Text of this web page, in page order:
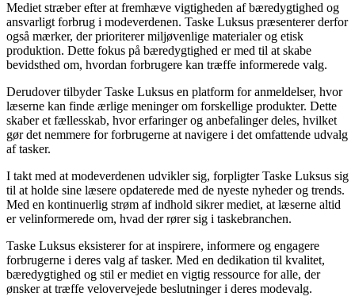
Mediet stræber efter at fremhæve vigtigheden af bæredygtighed og
ansvarligt forbrug i modeverdenen. Taske Luksus præsenterer derfor
også mærker, der prioriterer miljøvenlige materialer og etisk
produktion. Dette fokus på bæredygtighed er med til at skabe
bevidsthed om, hvordan forbrugere kan træffe informerede valg.
Derudover tilbyder Taske Luksus en platform for anmeldelser, hvor
læserne kan finde ærlige meninger om forskellige produkter. Dette
skaber et fællesskab, hvor erfaringer og anbefalinger deles, hvilket
gør det nemmere for forbrugerne at navigere i det omfattende udvalg
af tasker.
I takt med at modeverdenen udvikler sig, forpligter Taske Luksus sig
til at holde sine læsere opdaterede med de nyeste nyheder og trends.
Med en kontinuerlig strøm af indhold sikrer mediet, at læserne altid
er velinformerede om, hvad der rører sig i taskebranchen.
Taske Luksus eksisterer for at inspirere, informere og engagere
forbrugerne i deres valg af tasker. Med en dedikation til kvalitet,
bæredygtighed og stil er mediet en vigtig ressource for alle, der
ønsker at træffe velovervejede beslutninger i deres modevalg.